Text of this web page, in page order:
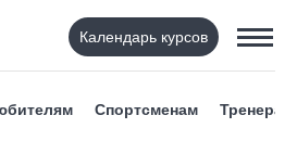
Календарь курсов
Спортсменам Тренерам